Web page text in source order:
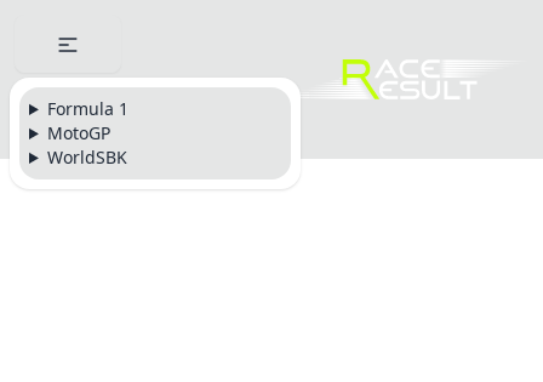
Formula 1
MotoGP
WorldSBK